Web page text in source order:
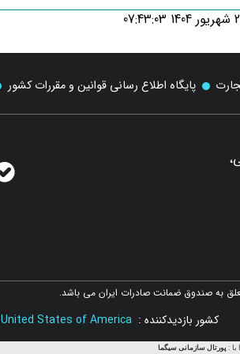
پایگاه اطلاع رسانی قوانین و مقررات کشور
به صندوق ضمانت صادرات ایران می باشد.
کشور بازدیدکننده : United States of America
با : پورتال سازمانی سیگما